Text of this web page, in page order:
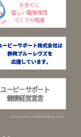
ユービーサポート
健康経営宣言
※ふじのくに健康宣言(PDF)